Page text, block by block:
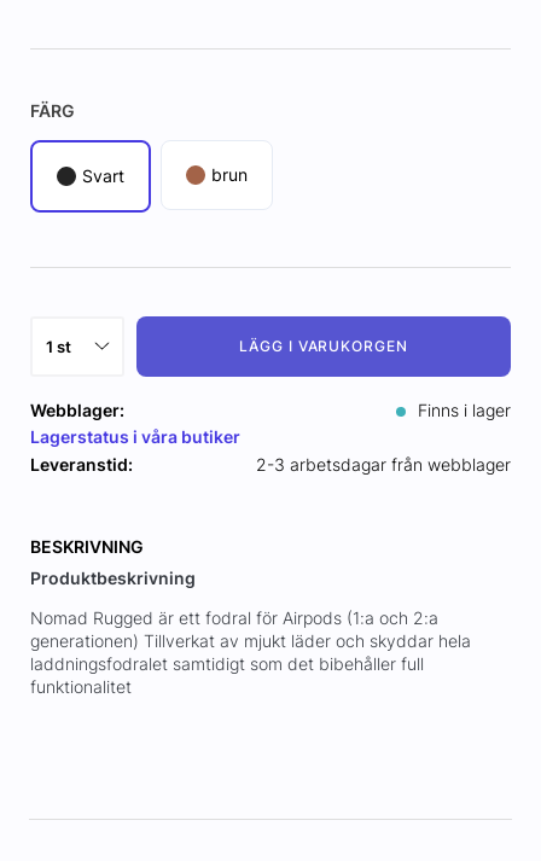
FÄRG
Svart brun
LÄGG I VARUKORGEN
Webblager:
Finns i lager
Lagerstatus i våra butiker
Leveranstid:
2-3 arbetsdagar från webblager
BESKRIVNING
Produktbeskrivning
Nomad Rugged är ett fodral för Airpods (1:a och 2:a
generationen) Tillverkat av mjukt läder och skyddar hela
laddningsfodralet samtidigt som det bibehåller full
funktionalitet